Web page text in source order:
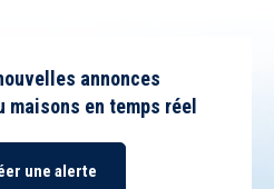
annonces
maisons en temps réel
une alerte